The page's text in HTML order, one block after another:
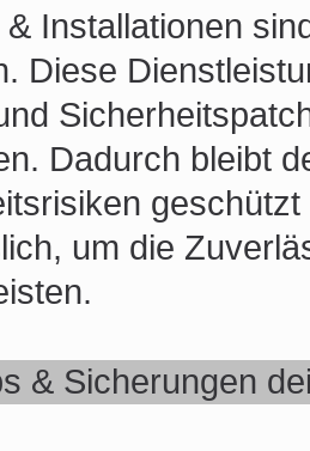
Installationen
Diese
Dadurch bleibt
um die
& Sicherungen